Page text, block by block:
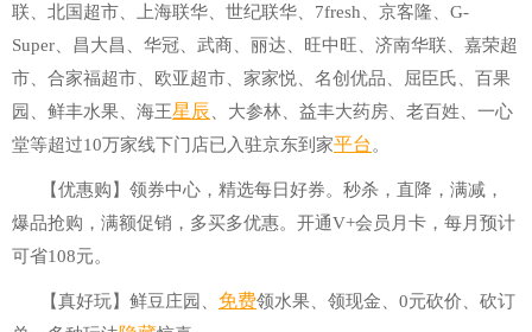
联、北国超市、上海联华、世纪联华、7fresh、京客隆、G-
Super、昌大昌、华冠、武商、丽达、旺中旺、济南华联、嘉荣超
市、合家福超市、欧亚超市、家家悦、名创优品、屈臣氏、百果
园、鲜丰水果、海王星辰 、大参林、益丰大药房、老百姓、一心
堂等超过10万家线下门店已入驻京东到家平台 。
【优惠购】领券中心，精选每日好券。秒杀，直降，满减，
爆品抢购，满额促销，多买多优惠。开通V+会员月卡，每月预计
可省108元。
【真好玩】鲜豆庄园、 免费领水果、领现金、0元砍价、砍订